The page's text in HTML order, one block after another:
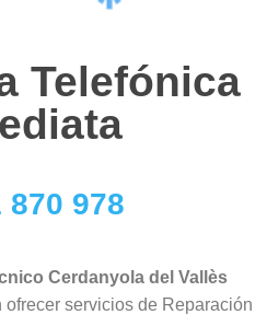
Telefónica
870 978
Cerdanyola del Vallès
servicios de Reparación